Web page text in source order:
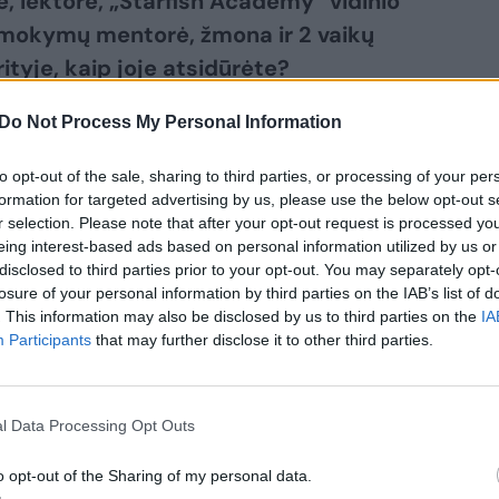
Do Not Process My Personal Information
opt-out of the sale, sharing to third parties, or processing of your
for targeted advertising by us, please use the below opt-out
selection. Please note that after your opt-out request is processed
interest-based ads based on personal information utilized by us
to third parties prior to your opt-out. You may separately
of your personal information by third parties on the IAB’s list of
This information may also be disclosed by us to third parties on the
Participants that may further disclose it to other third parties.
Data Processing Opt Outs
opt-out of the Sharing of my personal data.
mentorė, žmona ir 2 vaikų
kaip joje atsidūrėte?
prieš 20 metų. Nusprendėme
sklypą. Vėliau nusprendėme, kad
į mažesnius sklypus.
o kitus pardavėme. Pamatėme, kad
Vėliau pradėjome ieškoti
stiliui, neskiriant darbui viso
„Starfish Academy“ kur
kaip susikurti pasyvių pajamų
teoriją praktikoje, persiorientavome iš
patalpų ir gyvenamųjų būstų